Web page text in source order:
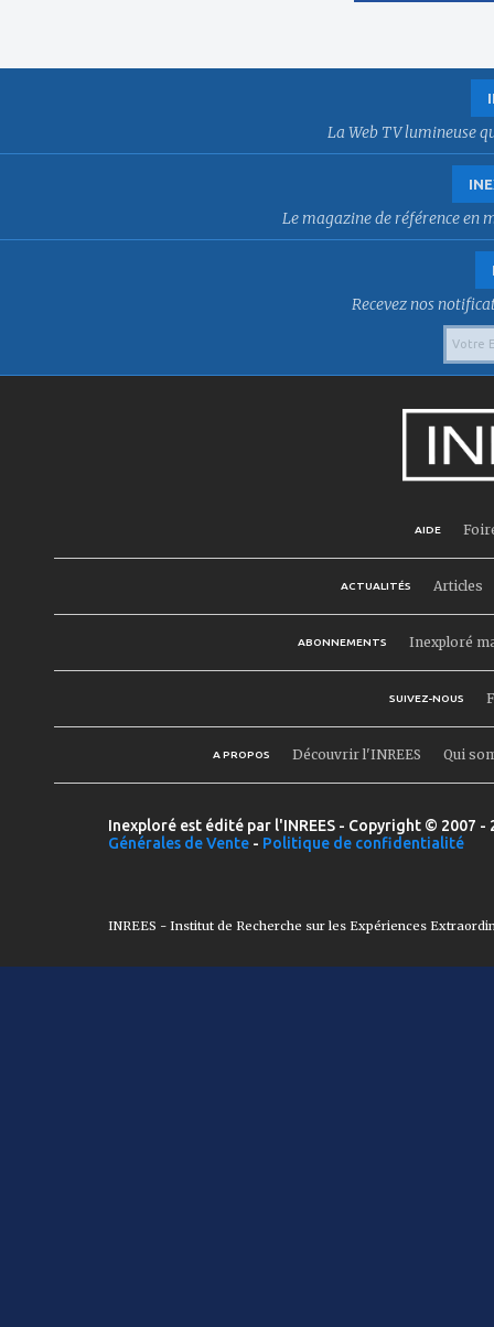
La Web TV lumineuse
Le magazine de référence en
Recevez nos
AIDE
ACTUALITÉS Articles
ABONNEMENTS Inexploré
SUIVEZ-NOUS
A PROPOS Découvrir l'INREES Qui
Inexploré est édité par l'INREES - Copyright © 2007
Générales de Vente - Politique de confidentialité
INREES - Institut de Recherche sur les Expériences